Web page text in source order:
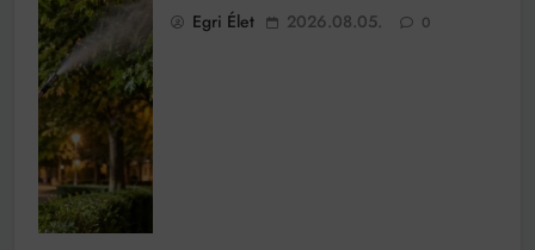
Egri Élet 2026.08.05. 0